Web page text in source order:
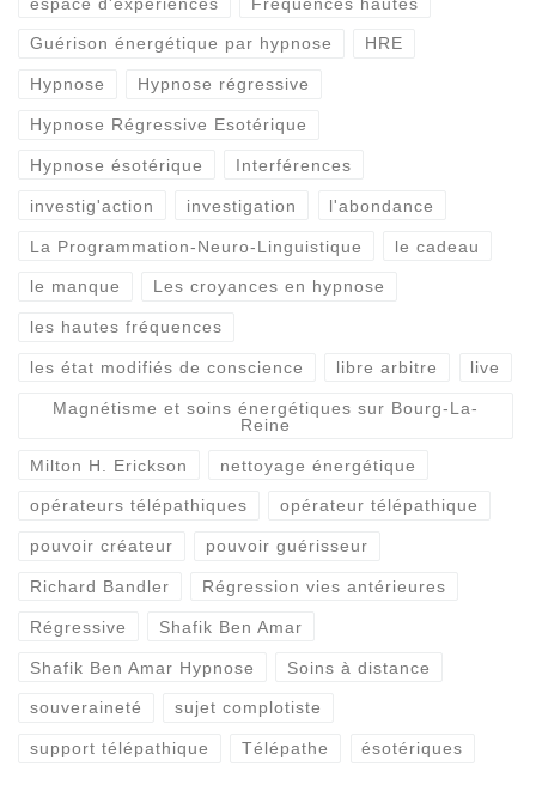
Guérison énergétique par hypnose HRE
Hypnose Hypnose régressive
Hypnose Régressive Esotérique
Hypnose ésotérique Interférences
investig'action investigation l'abondance
La Programmation-Neuro-Linguistique le cadeau
le manque Les croyances en hypnose
les hautes fréquences
les état modifiés de conscience libre arbitre live
Magnétisme et soins énergétiques sur Bourg-La-
Reine
Milton H. Erickson nettoyage énergétique
opérateurs télépathiques opérateur télépathique
pouvoir créateur pouvoir guérisseur
Richard Bandler Régression vies antérieures
Régressive Shafik Ben Amar
Shafik Ben Amar Hypnose Soins à distance
souveraineté sujet complotiste
support télépathique Télépathe ésotériques